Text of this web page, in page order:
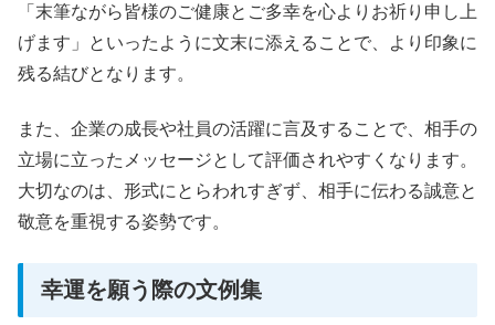
「末筆ながら皆様のご健康とご多幸を心よりお祈り申し上
げます」といったように文末に添えることで、より印象に
残る結びとなります。
また、企業の成長や社員の活躍に言及することで、相手の
立場に立ったメッセージとして評価されやすくなります。
大切なのは、形式にとらわれすぎず、相手に伝わる誠意と
敬意を重視する姿勢です。
幸運を願う際の文例集